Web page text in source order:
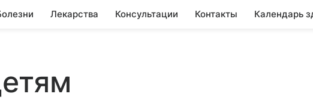
Лекарства Консультации Контакты Календарь